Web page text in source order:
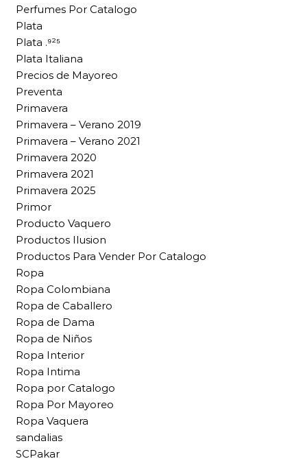
Perfumes Por Catalogo
Plata
Plata .⁹²⁵
Plata Italiana
Precios de Mayoreo
Preventa
Primavera
Primavera – Verano 2019
Primavera – Verano 2021
Primavera 2020
Primavera 2021
Primavera 2025
Primor
Producto Vaquero
Productos Ilusion
Productos Para Vender Por Catalogo
Ropa
Ropa Colombiana
Ropa de Caballero
Ropa de Dama
Ropa de Niños
Ropa Interior
Ropa Intima
Ropa por Catalogo
Ropa Por Mayoreo
Ropa Vaquera
sandalias
SCPakar